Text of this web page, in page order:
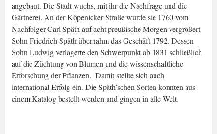
angebaut. Die Stadt wuchs, mit ihr die Nachfrage und die
Gärtnerei. An der Köpenicker Straße wurde sie 1760 vom
Nachfolger Carl Späth auf acht preußische Morgen vergrößert.
Sohn Friedrich Späth übernahm das Geschäft 1792. Dessen
Sohn Ludwig verlagerte den Schwerpunkt ab 1831 schließlich
auf die Züchtung von Blumen und die wissenschaftliche
Erforschung der Pflanzen. Damit stellte sich auch
international Erfolg ein. Die Späth’schen Sorten konnten aus
einem Katalog bestellt werden und gingen in alle Welt.